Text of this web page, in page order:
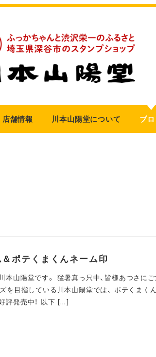
店舗情報 川本山陽堂について ブ
ポテくまくんネーム印
山陽堂です。 猛暑真っ只中、皆様あつさにご
を目指している川本山陽堂では、 ポテくまく
評発売中！ 以下 […]